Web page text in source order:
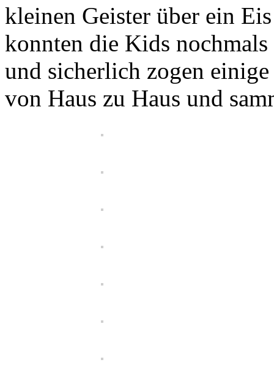
kleinen Geister über ein
konnten die Kids
und sicherlich zogen
von Haus zu Haus und